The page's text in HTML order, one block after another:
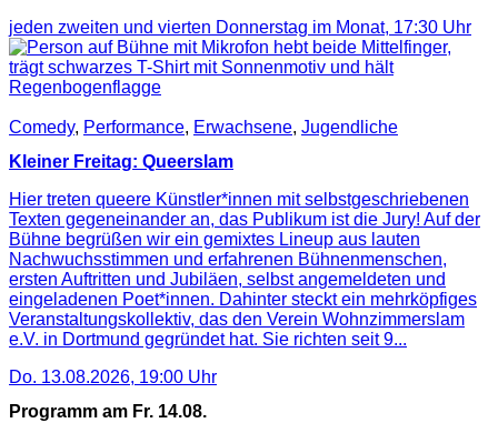
jeden zweiten und vierten Donnerstag im Monat, 17:30 Uhr
Comedy, Performance, Erwachsene, Jugendliche
Kleiner Freitag: Queerslam
Hier treten queere Künstler*innen mit selbstgeschriebenen
Texten gegeneinander an, das Publikum ist die Jury! Auf der
Bühne begrüßen wir ein gemixtes Lineup aus lauten
Nachwuchsstimmen und erfahrenen Bühnenmenschen,
ersten Auftritten und Jubiläen, selbst angemeldeten und
eingeladenen Poet*innen. Dahinter steckt ein mehrköpfiges
Veranstaltungskollektiv, das den Verein Wohnzimmerslam
e.V. in Dortmund gegründet hat. Sie richten seit 9...
Do. 13.08.2026, 19:00 Uhr
Programm am Fr. 14.08.